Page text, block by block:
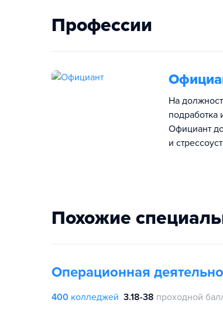
Профессии
На
подработка
Официант
и
Похожие
Операционная
400 колледжей 3.18-38 проходной